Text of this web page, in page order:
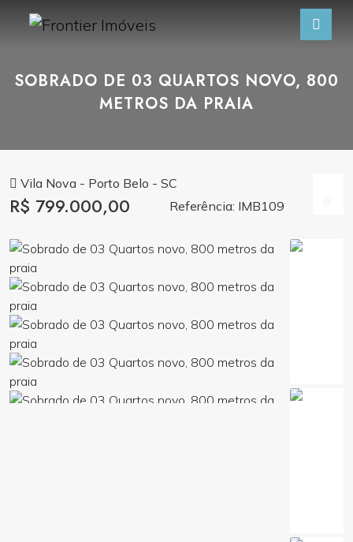
SOBRADO DE 03 QUARTOS NOVO, 800
METROS DA PRAIA
Vila Nova - Porto Belo - SC
R$ 799.000,00 Referência: IMB109